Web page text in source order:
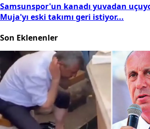
Samsunspor'un kanadı yuvadan
Muja'yı eski takımı geri istiyor...
Son Eklenenler